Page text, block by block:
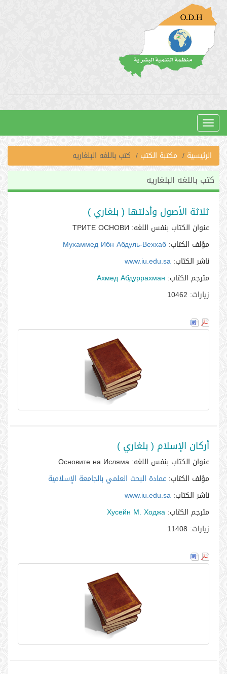
Toggle
navigation
الرئيسية
مكتبة الكتب كتب باللغه البلغاريه
كتب باللغه البلغاريه
ثلاثة الأصول وأدلتها ( بلغاري )
عنوان الكتاب بنفس اللغه:
مؤلف الكتاب: Мухаммед Ибн Абдуль-Веххаб
ناشر الكتاب: www.iu.edu.sa
مترجم الكتاب: Ахмед Абдуррахман
زيارات:
أركان الإسلام ( بلغاري )
عنوان الكتاب بنفس اللغه:
مؤلف الكتاب: عمادة البحث العلمي بالجامعة الإسلامية
ناشر الكتاب: www.iu.edu.sa
مترجم الكتاب: Хусейн М. Ходжа
زيارات: